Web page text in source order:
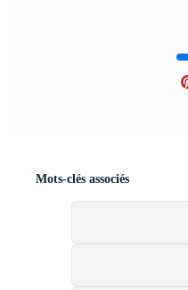
Mots-clés associés